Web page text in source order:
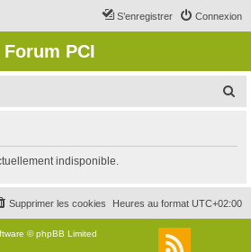
Connexion
S’enregistrer
Forum PCI
r
c
indisponible.
Heures au format UTC+02:00
Supprimer les cookies
© phpBB Limited